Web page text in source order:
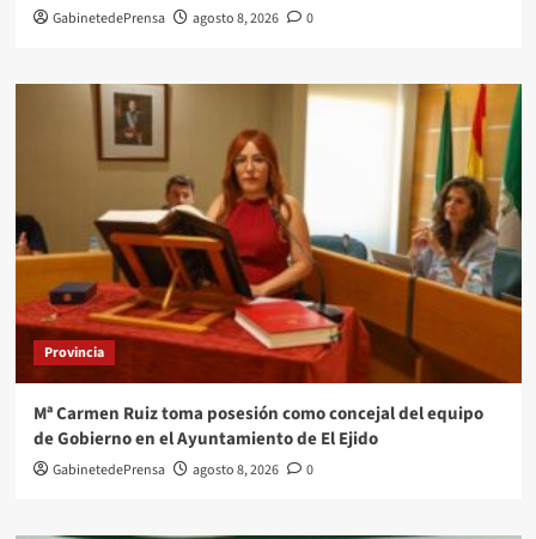
GabinetedePrensa agosto 8, 2026 0
Provincia
Mª Carmen Ruiz toma posesión como concejal del equipo
de Gobierno en el Ayuntamiento de El Ejido
GabinetedePrensa agosto 8, 2026 0